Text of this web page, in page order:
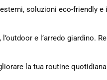
soluzioni eco-friendly e
e l’arredo giardino.
la tua routine